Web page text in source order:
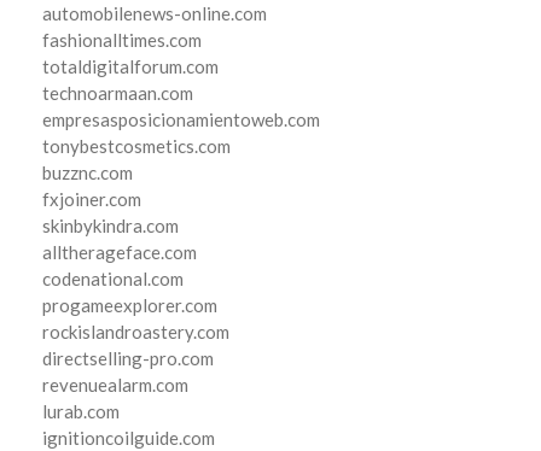
automobilenews-online.com
fashionalltimes.com
totaldigitalforum.com
technoarmaan.com
empresasposicionamientoweb.com
tonybestcosmetics.com
buzznc.com
fxjoiner.com
skinbykindra.com
alltherageface.com
codenational.com
progameexplorer.com
rockislandroastery.com
directselling-pro.com
revenuealarm.com
lurab.com
ignitioncoilguide.com